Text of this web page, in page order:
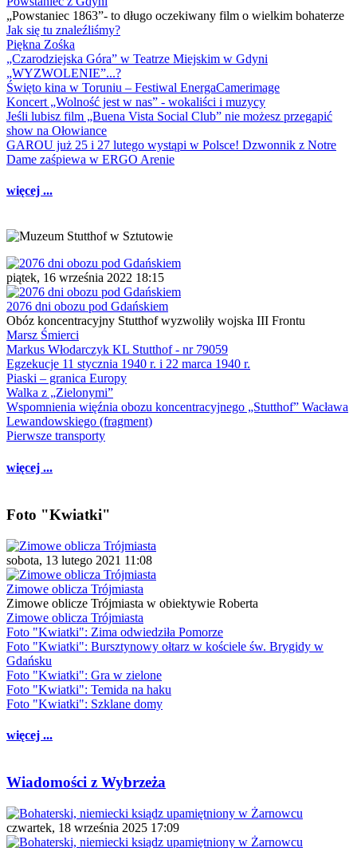
„Powstaniec 1863”- to długo oczekiwany film o wielkim bohaterze
Jak się tu znaleźliśmy?
Piękna Zośka
„Czarodziejska Góra” w Teatrze Miejskim w Gdyni
„WYZWOLENIE”...?
Święto kina w Toruniu – Festiwal EnergaCamerimage
Koncert „Wolność jest w nas” - wokaliści i muzycy
Jeśli lubisz film „Buena Vista Social Club” nie możesz przegapić
show na Ołowiance
GAROU już 25 i 27 lutego wystąpi w Polsce! Dzwonnik z Notre
Dame zaśpiewa w ERGO Arenie
więcej ...
piątek, 16 września 2022 18:15
2076 dni obozu pod Gdańskiem
Obóz koncentracyjny Stutthof wyzwoliły wojska III Frontu
Marsz Śmierci
Markus Włodarczyk KL Stutthof - nr 79059
Egzekucje 11 stycznia 1940 r. i 22 marca 1940 r.
Piaski – granica Europy
Walka z „Zielonymi”
Wspomnienia więźnia obozu koncentracyjnego „Stutthof” Wacława
Lewandowskiego (fragment)
Pierwsze transporty
więcej ...
Foto "Kwiatki"
sobota, 13 lutego 2021 11:08
Zimowe oblicza Trójmiasta
Zimowe oblicze Trójmiasta w obiektywie Roberta
Zimowe oblicza Trójmiasta
Foto "Kwiatki": Zima odwiedziła Pomorze
Foto "Kwiatki": Bursztynowy ołtarz w kościele św. Brygidy w
Gdańsku
Foto "Kwiatki": Gra w zielone
Foto "Kwiatki": Temida na haku
Foto "Kwiatki": Szklane domy
więcej ...
Wiadomości z Wybrzeża
czwartek, 18 września 2025 17:09